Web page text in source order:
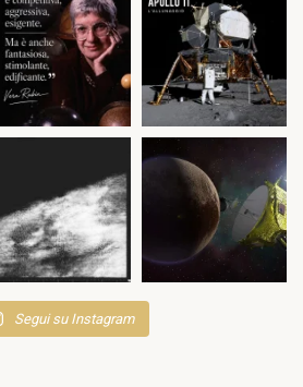
Segui su Instagram